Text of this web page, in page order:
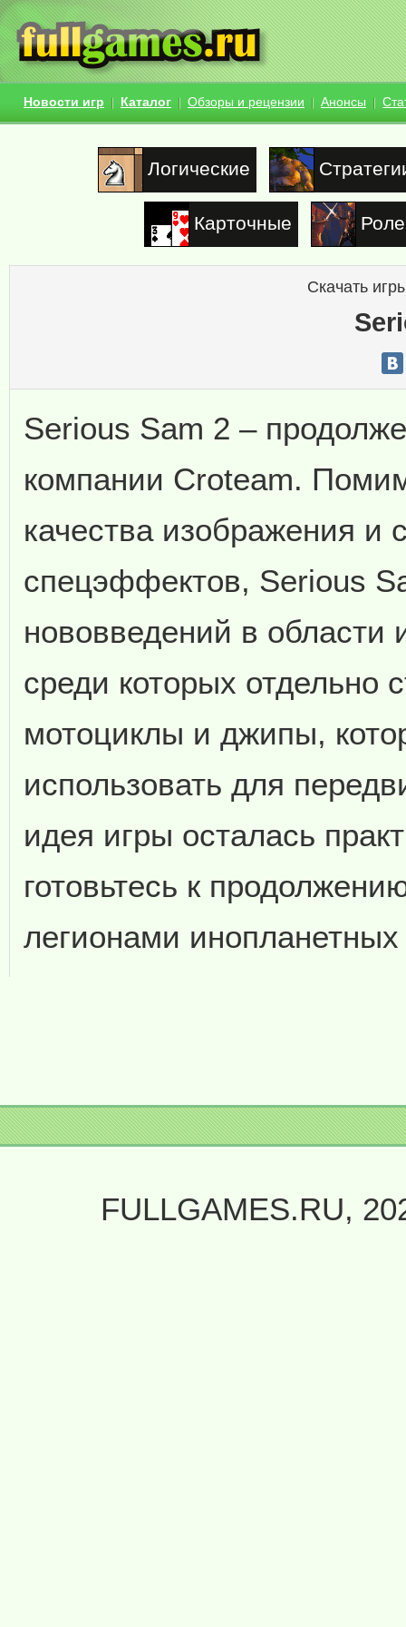
Новости игр Каталог Обзоры и рецензии Анонсы
Логические
Карточные
Скачать
Serious Sam 2 –
компании Croteam.
качества изображения и
спецэффектов, Serious
нововведений в области
среди которых отдельно
мотоциклы и джипы,
использовать для
идея игры осталась
готовьтесь к
легионами инопланетных
FULLGAMES.RU,